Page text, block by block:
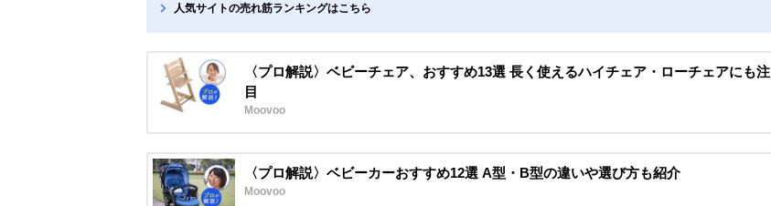
人気サイトの売れ筋ランキングはこちら
〈プロ解説〉ベビーチェア、おすすめ13選 長く使えるハイチェア・ローチェアにも注
目
Moovoo
〈プロ解説〉ベビーカーおすすめ12選 A型・B型の違いや選び方も紹介
Moovoo